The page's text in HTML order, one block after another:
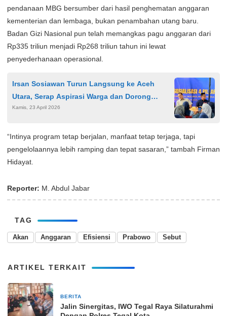
pendanaan MBG bersumber dari hasil penghematan anggaran
kementerian dan lembaga, bukan penambahan utang baru.
Badan Gizi Nasional pun telah memangkas pagu anggaran dari
Rp335 triliun menjadi Rp268 triliun tahun ini lewat
penyederhanaan operasional.
Irsan Sosiawan Turun Langsung ke Aceh
Utara, Serap Aspirasi Warga dan Dorong
Penanganan Banjir Berkelanjutan
Kamis, 23 April 2026
“Intinya program tetap berjalan, manfaat tetap terjaga, tapi
pengelolaannya lebih ramping dan tepat sasaran,” tambah Firman
Hidayat.
Reporter: M. Abdul Jabar
TAG
Akan Anggaran Efisiensi Prabowo Sebut
ARTIKEL TERKAIT
BERITA
Jalin Sinergitas, IWO Tegal Raya Silaturahmi